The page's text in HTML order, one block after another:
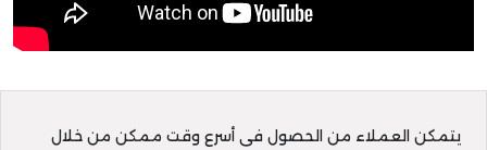
يتمكن العملاء من الحصول فى أسرع وقت ممكن من خلال